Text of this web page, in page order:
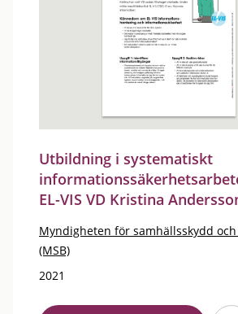
Utbildning i systematiskt
EL-VIS VD Kristina
Myndigheten för samhällsskydd
(MSB)
2021